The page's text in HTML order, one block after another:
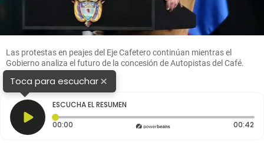
Las protestas en peajes del Eje Cafetero continúan mientras el
Gobierno analiza el futuro de la concesión de Autopistas del Café.
FOTO: Colprensa.
Toca para escuchar×
ESCUCHA EL RESUMEN
00:00 Tiempo transcurrido: 0 segundos 00:42